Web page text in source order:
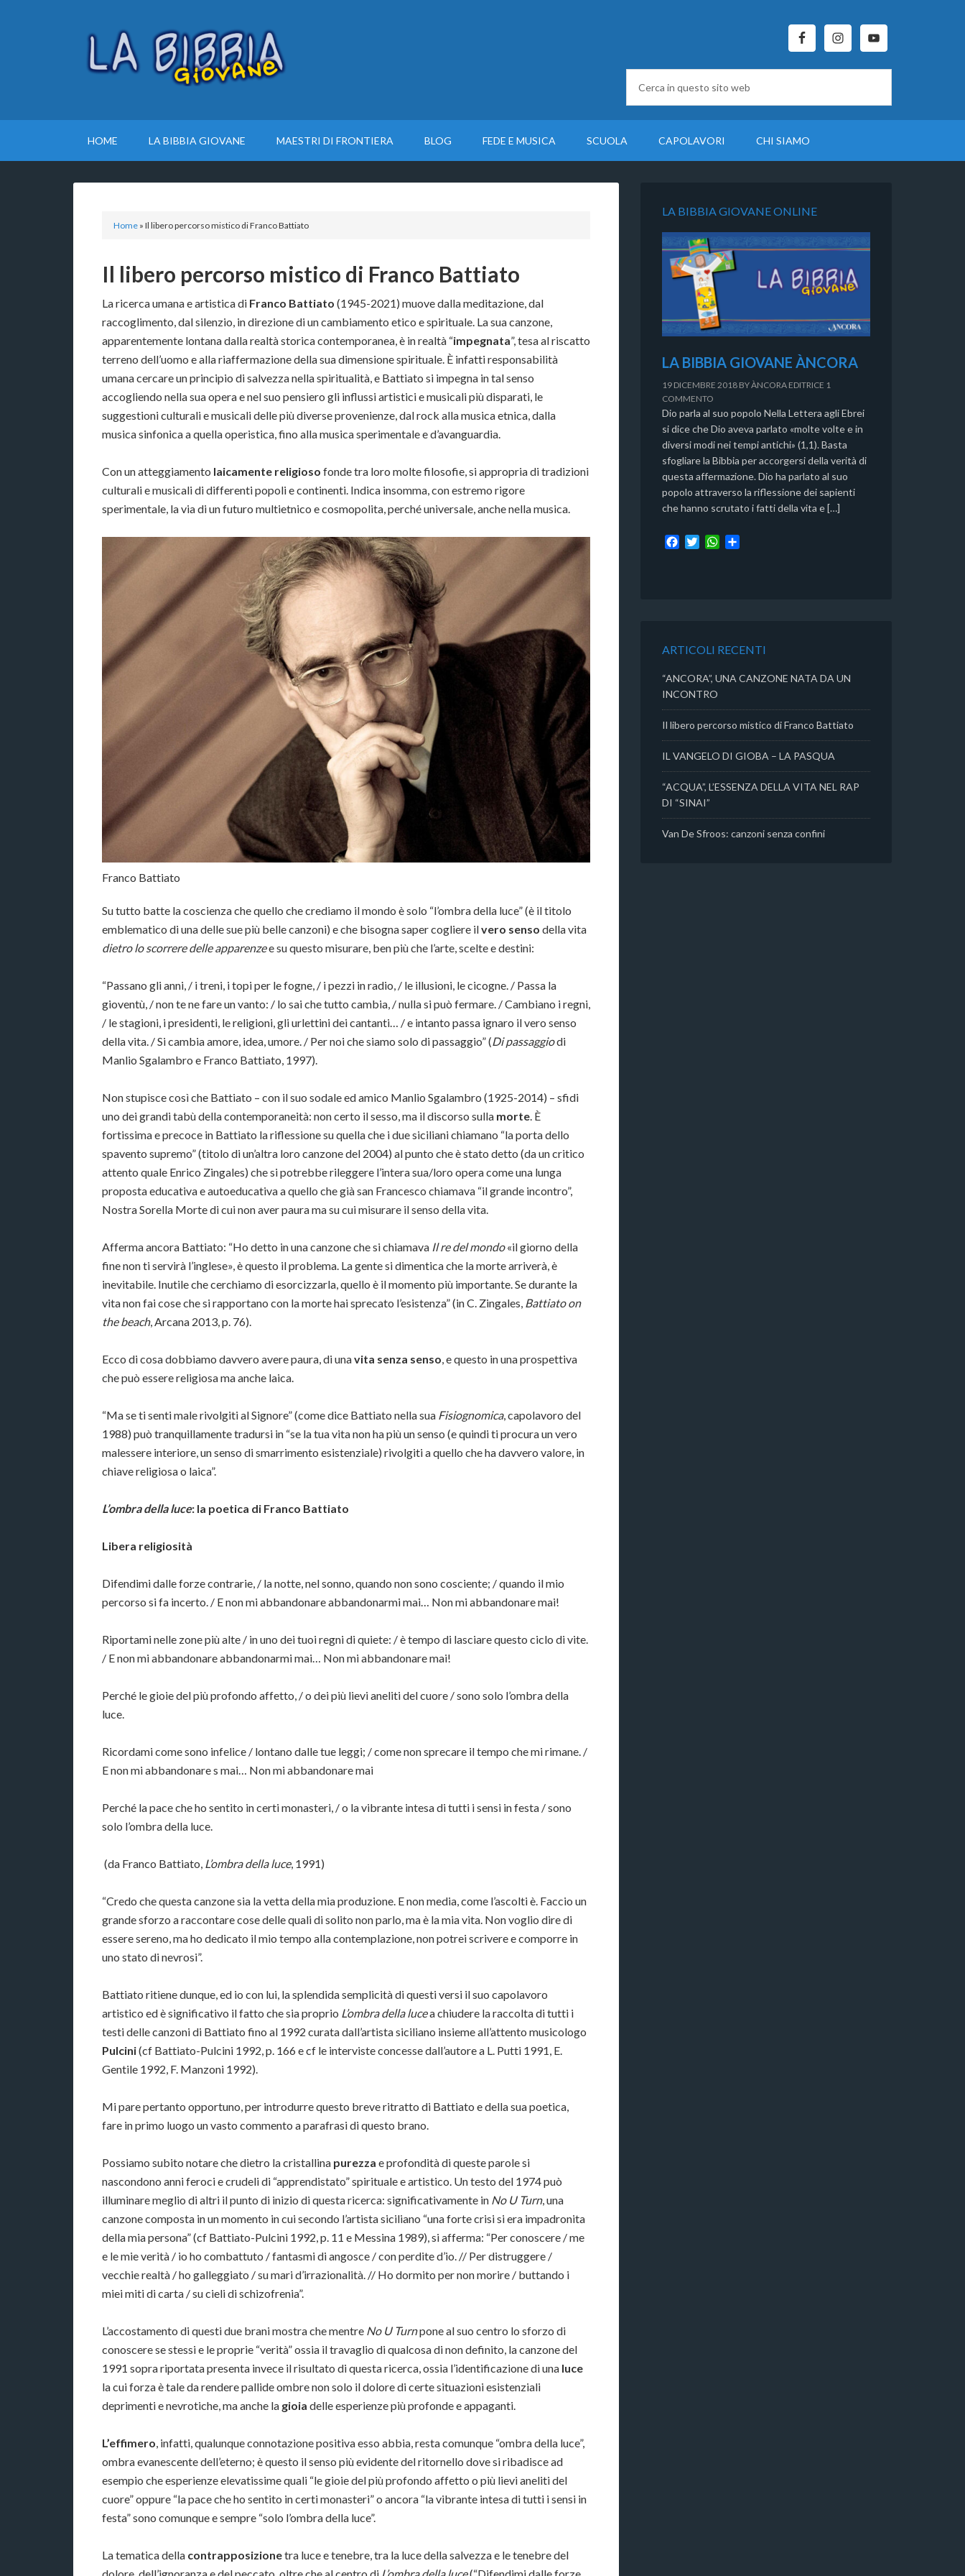
HOME LA BIBBIA GIOVANE MAESTRI DI FRONTIERA BLOG FEDE E MUSICA SCUOLA CAPOLAVORI CHI SIAMO
Home » Il libero percorso mistico di Franco Battiato
Il libero percorso mistico di Franco Battiato
La ricerca umana e artistica di Franco Battiato (1945-2021) muove dalla meditazione, dal
raccoglimento, dal silenzio, in direzione di un cambiamento etico e spirituale. La sua canzone,
apparentemente lontana dalla realtà storica contemporanea, è in realtà “impegnata”, tesa al riscatto
terreno dell’uomo e alla riaffermazione della sua dimensione spirituale. È infatti responsabilità
umana cercare un principio di salvezza nella spiritualità, e Battiato si impegna in tal senso
accogliendo nella sua opera e nel suo pensiero gli influssi artistici e musicali più disparati, le
suggestioni culturali e musicali delle più diverse provenienze, dal rock alla musica etnica, dalla
musica sinfonica a quella operistica, fino alla musica sperimentale e d’avanguardia.
Con un atteggiamento laicamente religioso fonde tra loro molte filosofie, si appropria di tradizioni
culturali e musicali di differenti popoli e continenti. Indica insomma, con estremo rigore
sperimentale, la via di un futuro multietnico e cosmopolita, perché universale, anche nella musica.
Franco Battiato
Su tutto batte la coscienza che quello che crediamo il mondo è solo “l’ombra della luce” (è il titolo
emblematico di una delle sue più belle canzoni) e che bisogna saper cogliere ilvero senso della vita
dietro lo scorrere delle apparenzee su questo misurare, ben più che l’arte, scelte e destini:
“Passano gli anni, / i treni, i topi per le fogne, / i pezzi in radio, / le illusioni, le cicogne. / Passa la
gioventù, / non te ne fare un vanto: / lo sai che tutto cambia, / nulla si può fermare. / Cambiano i regni,
/ le stagioni, i presidenti, le religioni, gli urlettini dei cantanti… / e intanto passa ignaro il vero senso
della vita. / Si cambia amore, idea, umore. / Per noi che siamo solo di passaggio” (Di passaggiodi
Manlio Sgalambro e Franco Battiato, 1997).
Non stupisce così che Battiato – con il suo sodale ed amico Manlio Sgalambro (1925-2014) – sfidi
uno dei grandi tabù della contemporaneità: non certo il sesso, ma il discorso sulla morte . È
fortissima e precoce in Battiato la riflessione su quella che i due siciliani chiamano “la porta dello
spavento supremo” (titolo di un’altra loro canzone del 2004) al punto che è stato detto (da un critico
attento quale Enrico Zingales) che si potrebbe rileggere l’intera sua/loro opera come una lunga
proposta educativa e autoeducativa a quello che già san Francesco chiamava “il grande incontro”,
Nostra Sorella Morte di cui non aver paura ma su cui misurare il senso della vita.
Afferma ancora Battiato: “Ho detto in una canzone che si chiamava Il re del mondo«il giorno della
fine non ti servirà l’inglese», è questo il problema. La gente si dimentica che la morte arriverà, è
inevitabile. Inutile che cerchiamo di esorcizzarla, quello è il momento più importante. Se durante la
vita non fai cose che si rapportano con la morte hai sprecato l’esistenza” (in C. Zingales, Battiato on
the beach, Arcana 2013, p. 76).
Ecco di cosa dobbiamo davvero avere paura, di unavita senza senso , e questo in una prospettiva
che può essere religiosa ma anche laica.
“Ma se ti senti male rivolgiti al Signore” (come dice Battiato nella sua Fisiognomica, capolavoro del
1988) può tranquillamente tradursi in “se la tua vita non ha più un senso (e quindi ti procura un vero
malessere interiore, un senso di smarrimento esistenziale) rivolgiti a quello che ha davvero valore, in
chiave religiosa o laica”.
L’ombra della luce: la poetica di Franco Battiato
Libera religiosità
Difendimi dalle forze contrarie, / la notte, nel sonno, quando non sono cosciente; / quando il mio
percorso si fa incerto. / E non mi abbandonare abbandonarmi mai… Non mi abbandonare mai!
Riportami nelle zone più alte / in uno dei tuoi regni di quiete: / è tempo di lasciare questo ciclo di vite.
/ E non mi abbandonare abbandonarmi mai… Non mi abbandonare mai!
Perché le gioie del più profondo affetto, / o dei più lievi aneliti del cuore / sono solo l’ombra della
luce.
Ricordami come sono infelice / lontano dalle tue leggi; / come non sprecare il tempo che mi rimane. /
E non mi abbandonare s mai… Non mi abbandonare mai
Perché la pace che ho sentito in certi monasteri, / o la vibrante intesa di tutti i sensi in festa / sono
solo l’ombra della luce.
(da Franco Battiato, L’ombra della luce, 1991)
“Credo che questa canzone sia la vetta della mia produzione. E non media, come l’ascolti è. Faccio un
grande sforzo a raccontare cose delle quali di solito non parlo, ma è la mia vita. Non voglio dire di
essere sereno, ma ho dedicato il mio tempo alla contemplazione, non potrei scrivere e comporre in
uno stato di nevrosi”.
Battiato ritiene dunque, ed io con lui, la splendida semplicità di questi versi il suo capolavoro
artistico ed è significativo il fatto che sia proprio L’ombra della lucea chiudere la raccolta di tutti i
testi delle canzoni di Battiato fino al 1992 curata dall’artista siciliano insieme all’attento musicologo
Pulcini(cf Battiato-Pulcini 1992, p. 166 e cf le interviste concesse dall’autore a L. Putti 1991, E.
Gentile 1992, F. Manzoni 1992).
Mi pare pertanto opportuno, per introdurre questo breve ritratto di Battiato e della sua poetica,
fare in primo luogo un vasto commento a parafrasi di questo brano.
Possiamo subito notare che dietro la cristallina purezza e profondità di queste parole si
nascondono anni feroci e crudeli di “apprendistato” spirituale e artistico. Un testo del 1974 può
illuminare meglio di altri il punto di inizio di questa ricerca: significativamente in No U Turn, una
canzone composta in un momento in cui secondo l’artista siciliano “una forte crisi si era impadronita
della mia persona” (cf Battiato-Pulcini 1992, p. 11 e Messina 1989), si afferma: “Per conoscere / me
e le mie verità / io ho combattuto / fantasmi di angosce / con perdite d’io. // Per distruggere /
vecchie realtà / ho galleggiato / su mari d’irrazionalità. // Ho dormito per non morire / buttando i
miei miti di carta / su cieli di schizofrenia”.
L’accostamento di questi due brani mostra che mentre No U Turnpone al suo centro lo sforzo di
conoscere se stessi e le proprie “verità” ossia il travaglio di qualcosa di non definito, la canzone del
1991 sopra riportata presenta invece il risultato di questa ricerca, ossia l’identificazione di una luce
la cui forza è tale da rendere pallide ombre non solo il dolore di certe situazioni esistenziali
deprimenti e nevrotiche, ma anche la gioia delle esperienze più profonde e appaganti.
L’effimero , infatti, qualunque connotazione positiva esso abbia, resta comunque “ombra della luce”,
ombra evanescente dell’eterno; è questo il senso più evidente del ritornello dove si ribadisce ad
esempio che esperienze elevatissime quali “le gioie del più profondo affetto o più lievi aneliti del
cuore” oppure “la pace che ho sentito in certi monasteri” o ancora “la vibrante intesa di tutti i sensi in
festa” sono comunque e sempre “solo l’ombra della luce”.
La tematica della contrapposizionetra luce e tenebre, tra la luce della salvezza e le tenebre del
dolore, dell’ignoranza e del peccato, oltre che al centro di L’ombra della luce(“Difendimi dalle forze
LA BIBBIA GIOVANE ONLINE
LA BIBBIA GIOVANE ÀNCORA
19 DICEMBRE 2018 BYÀNCORA EDITRICE 1
COMMENTO
Dio parla al suo popolo Nella Lettera agli Ebrei
si dice che Dio aveva parlato «molte volte e in
diversi modi nei tempi antichi» (1,1). Basta
sfogliare la Bibbia per accorgersi della verità di
questa affermazione. Dio ha parlato al suo
popolo attraverso la riflessione dei sapienti
che hanno scrutato i fatti della vita e […]
W
i
ARTICOLI RECENTI
“ANCORA”, UNA CANZONE NATA DA UN
INCONTRO
Il libero percorso mistico di Franco Battiato
IL VANGELO DI GIOBA – LA PASQUA
“ACQUA”, L’ESSENZA DELLA VITA NEL RAP
DI “SINAI”
Van De Sfroos: canzoni senza confini